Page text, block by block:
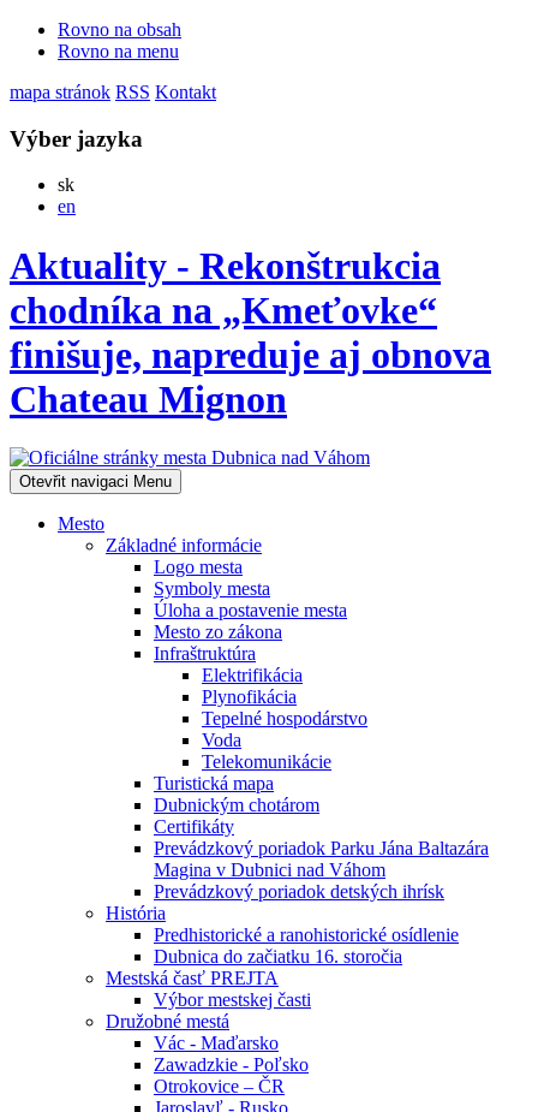
Rovno na obsah
Rovno na menu
mapa stránok RSS Kontakt
Výber jazyka
skSlovensky
en
Aktuality - Rekonštrukcia
chodníka na „Kmeťovke“
finišuje, napreduje aj obnova
Chateau Mignon
Otevřit navigaci Menu
Mesto
Základné informácie
Logo mesta
Symboly mesta
Úloha a postavenie mesta
Mesto zo zákona
Infraštruktúra
Elektrifikácia
Plynofikácia
Tepelné hospodárstvo
Voda
Telekomunikácie
Turistická mapa
Dubnickým chotárom
Certifikáty
Prevádzkový poriadok Parku Jána Baltazára
Magina v Dubnici nad Váhom
Prevádzkový poriadok detských ihrísk
História
Predhistorické a ranohistorické osídlenie
Dubnica do začiatku 16. storočia
Mestská časť PREJTA
Výbor mestskej časti
Družobné mestá
Vác - Maďarsko
Zawadzkie - Poľsko
Otrokovice – ČR